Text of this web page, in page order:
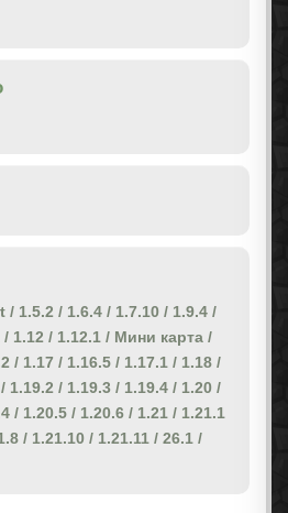
/ 1.5.2 / 1.6.4 / 1.7.10 / 1.9.4 /
/ 1.12 / 1.12.1 / Мини карта /
/ 1.17 / 1.16.5 / 1.17.1 / 1.18 /
/ 1.19.2 / 1.19.3 / 1.19.4 / 1.20 /
/ 1.20.5 / 1.20.6 / 1.21 / 1.21.1
/ 1.21.10 / 1.21.11 / 26.1 /